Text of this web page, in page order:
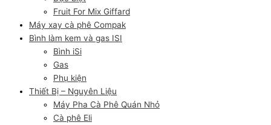
Fruit For Mix Giffard
Máy xay cà phê Compak
Bình làm kem và gas ISI
Bình iSi
Gas
Phụ kiện
Thiết Bị – Nguyên Liệu
Máy Pha Cà Phê Quán Nhỏ
Cà phê Eli